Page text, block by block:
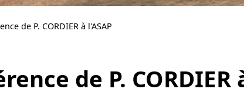
de P. CORDIER à l'ASAP
de P. CORDIER